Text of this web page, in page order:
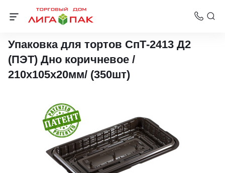
Упаковка для тортов
Упаковка для тортов СпТ-2413 Д2
(ПЭТ) Дно коричневое /
210х105х20мм/ (350шт)